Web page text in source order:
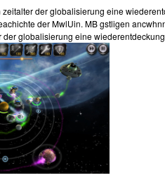
zeitalter der globalisierung eine
der MwlUin. MB gstligen
der globalisierung eine